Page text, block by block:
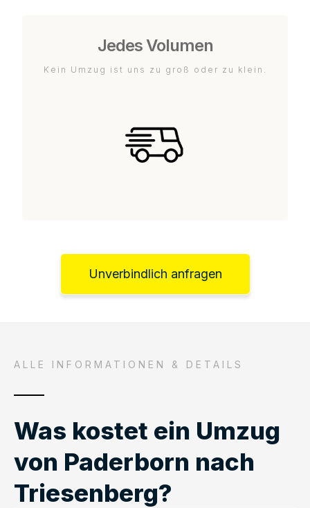
Jedes Volumen
Kein Umzug ist uns zu groß oder zu klein.
Unverbindlich anfragen
ALLE INFORMATIONEN & DETAILS
Was kostet ein Umzug
von Paderborn nach
Triesenberg?